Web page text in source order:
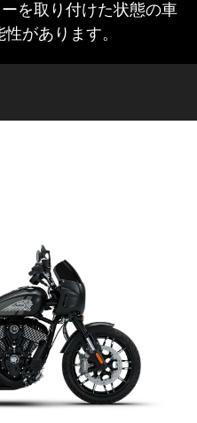
を取り付けた状態の車
があります。